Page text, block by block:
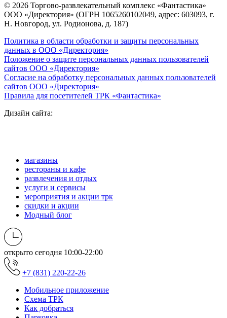
© 2026 Торгово-развлекательный комплекс «Фантастика»
ООО «Директория» (ОГРН 1065260102049, адрес: 603093, г.
Н. Новгород, ул. Родионова, д. 187)
Политика в области обработки и защиты персональных
данных в ООО «Директория»
Положение о защите персональных данных пользователей
сайтов ООО «Директория»
Согласие на обработку персональных данных пользователей
сайтов ООО «Директория»
Правила для посетителей ТРК «Фантастика»
Дизайн сайта:
магазины
рестораны и кафе
развлечения и отдых
услуги и сервисы
мероприятия и акции трк
скидки и акции
Модный блог
открыто сегодня 10:00-22:00
+7 (831) 220-22-26
Мобильное приложение
Схема ТРК
Как добраться